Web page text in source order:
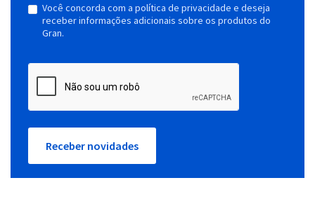
Você concorda com a política de privacidade e deseja
receber informações adicionais sobre os produtos do
Gran.
Receber novidades